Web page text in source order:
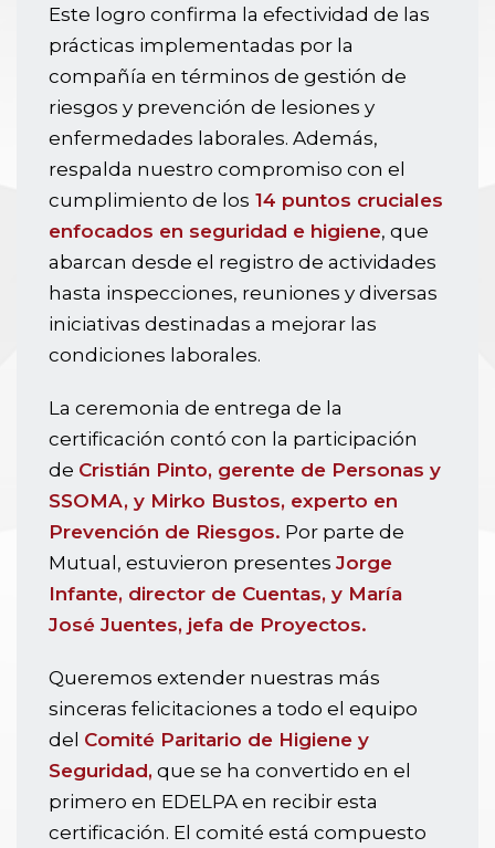
Este logro confirma la efectividad de las
prácticas implementadas por la
compañía en términos de gestión de
riesgos y prevención de lesiones y
enfermedades laborales. Además,
respalda nuestro compromiso con el
cumplimiento de los 14 puntos cruciales
enfocados en seguridad e higiene, que
abarcan desde el registro de actividades
hasta inspecciones, reuniones y diversas
iniciativas destinadas a mejorar las
condiciones laborales.
La ceremonia de entrega de la
certificación contó con la participación
de Cristián Pinto, gerente de Personas y
SSOMA, y Mirko Bustos, experto en
Prevención de Riesgos. Por parte de
Mutual, estuvieron presentesJorge
Infante, director de Cuentas, y María
José Juentes, jefa de Proyectos.
Queremos extender nuestras más
sinceras felicitaciones a todo el equipo
del Comité Paritario de Higiene y
Seguridad, que se ha convertido en el
primero en EDELPA en recibir esta
certificación. El comité está compuesto